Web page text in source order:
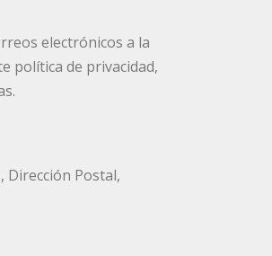
electrónicos a la
política de privacidad,
Dirección Postal,